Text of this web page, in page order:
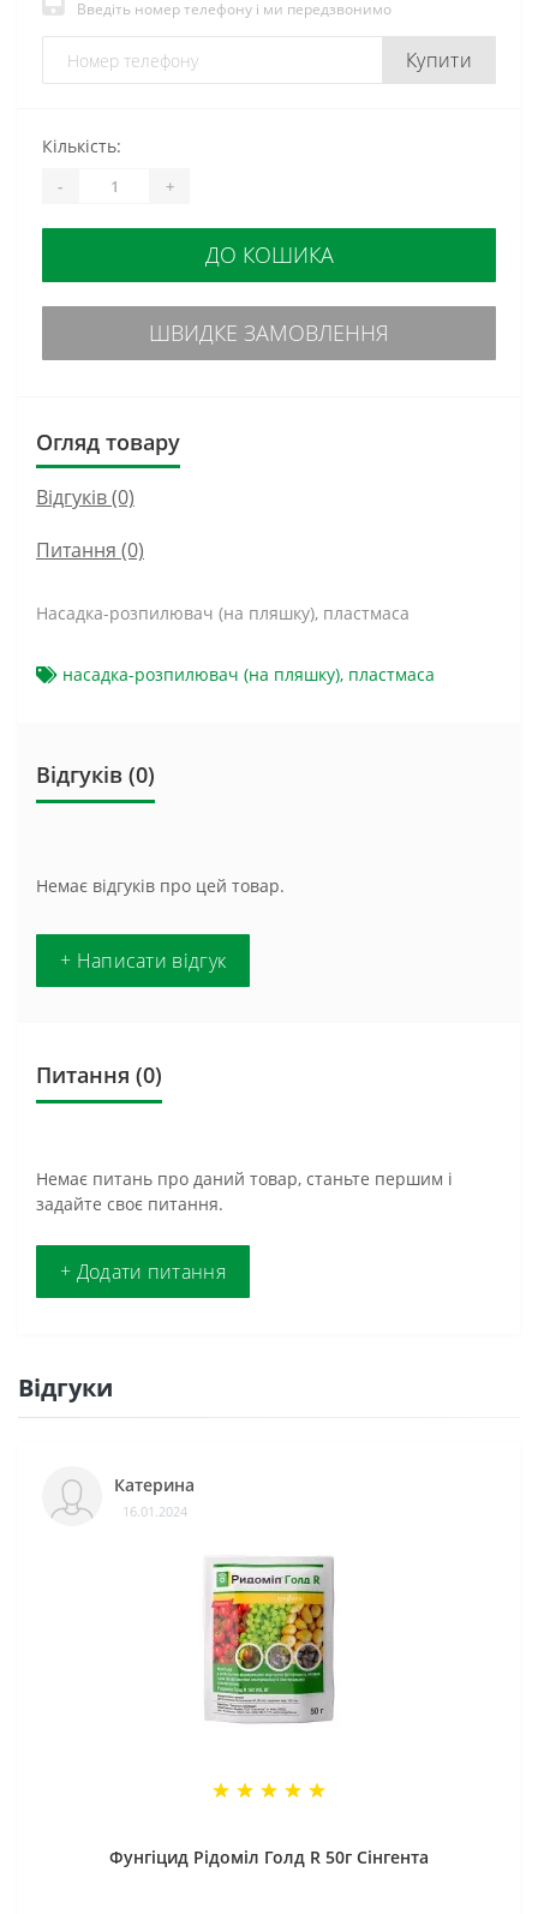
Введіть номер телефону і ми передзвонимо
Купити
Кількість:
- +
ДО КОШИКА
ШВИДКЕ ЗАМОВЛЕННЯ
Огляд товару
Відгуків (0)
Питання (0)
Насадка-розпилювач (на пляшку), пластмаса
насадка-розпилювач (на пляшку), пластмаса
Відгуків (0)
Немає відгуків про цей товар.
+ Написати відгук
Питання (0)
Немає питань про даний товар, станьте першим і
задайте своє питання.
+ Додати питання
Відгуки
Катерина
16.01.2024
Фунгіцид Рідоміл Голд R 50г Сінгента